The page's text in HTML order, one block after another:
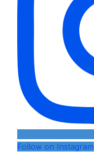
Follow on Instagram